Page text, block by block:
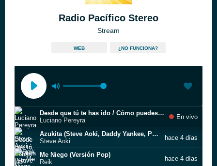
Radio Pacífico Stereo
Stream
WEB ¿NO FUNCIONA?
Desde que tú te has ido / Cómo puedes vivir sin mí
Luciano Pereyra
En vivo
Azukita (Steve Aoki, Daddy Yankee, Play-N-Skillz & Elvis Crespo)
Steve Aoki
hace 4 días
Me Niego (Versión Pop)
Reik
hace 4 días